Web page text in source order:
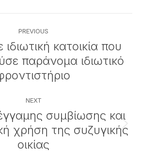
PREVIOUS
Previous
post:
κατοικία που
παράνομα ιδιωτικό
NEXT
Next
post:
συμβίωσης και
χρήση της συζυγικής
οικίας